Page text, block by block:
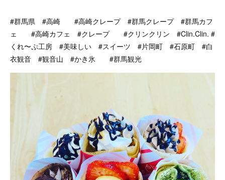
#群馬県 #高崎 #高崎クレープ #群馬クレープ #群馬カフ
ェ #高崎カフェ #クレープ #クリンクリン #Clin.Clin. #
くれ〜ぷ工房 #美味しい #スイーツ #片岡町 #石原町 #白
衣観音 #観音山 #かき氷 #群馬観光